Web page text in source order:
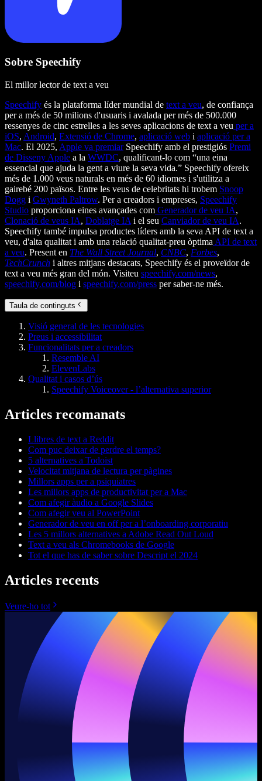
Sobre Speechify
El millor lector de text a veu
Speechify és la plataforma líder mundial de text a veu, de confiança
per a més de 50 milions d'usuaris i avalada per més de 500.000
ressenyes de cinc estrelles a les seves aplicacions de text a veu per a
iOS, Android, Extensió de Chrome, aplicació web i aplicació per a
Mac. El 2025, Apple va premiarSpeechify amb el prestigiós Premi
de Disseny Apple a la WWDC, qualificant-lo com “una eina
essencial que ajuda la gent a viure la seva vida.” Speechify ofereix
més de 1.000 veus naturals en més de 60 idiomes i s'utilitza a
gairebé 200 països. Entre les veus de celebritats hi trobem Snoop
Dogg i Gwyneth Paltrow. Per a creadors i empreses, Speechify
Studio proporciona eines avançades com Generador de veu IA,
Clonació de veus IA, Doblatge IA i el seu Canviador de veu IA.
Speechify també impulsa productes líders amb la seva API de text a
veu, d'alta qualitat i amb una relació qualitat-preu òptima API de text
a veu. Present en The Wall Street Journal, CNBC, Forbes,
TechCrunch i altres mitjans destacats, Speechify és el proveïdor de
text a veu més gran del món. Visiteu speechify.com/news,
speechify.com/blog i speechify.com/press per saber-ne més.
Taula de continguts
Visió general de les tecnologies
Preus i accessibilitat
Funcionalitats per a creadors
Resemble AI
ElevenLabs
Qualitat i casos d’ús
Speechify Voiceover - l’alternativa superior
Articles recomanats
Llibres de text a Reddit
Com puc deixar de perdre el temps?
5 alternatives a Todoist
Velocitat mitjana de lectura per pàgines
Millors apps per a psiquiatres
Les millors apps de productivitat per a Mac
Com afegir àudio a Google Slides
Com afegir veu al PowerPoint
Generador de veu en off per a l’onboarding corporatiu
Les 5 millors alternatives a Adobe Read Out Loud
Text a veu als Chromebooks de Google
Tot el que has de saber sobre Descript el 2024
Articles recents
Veure-ho tot